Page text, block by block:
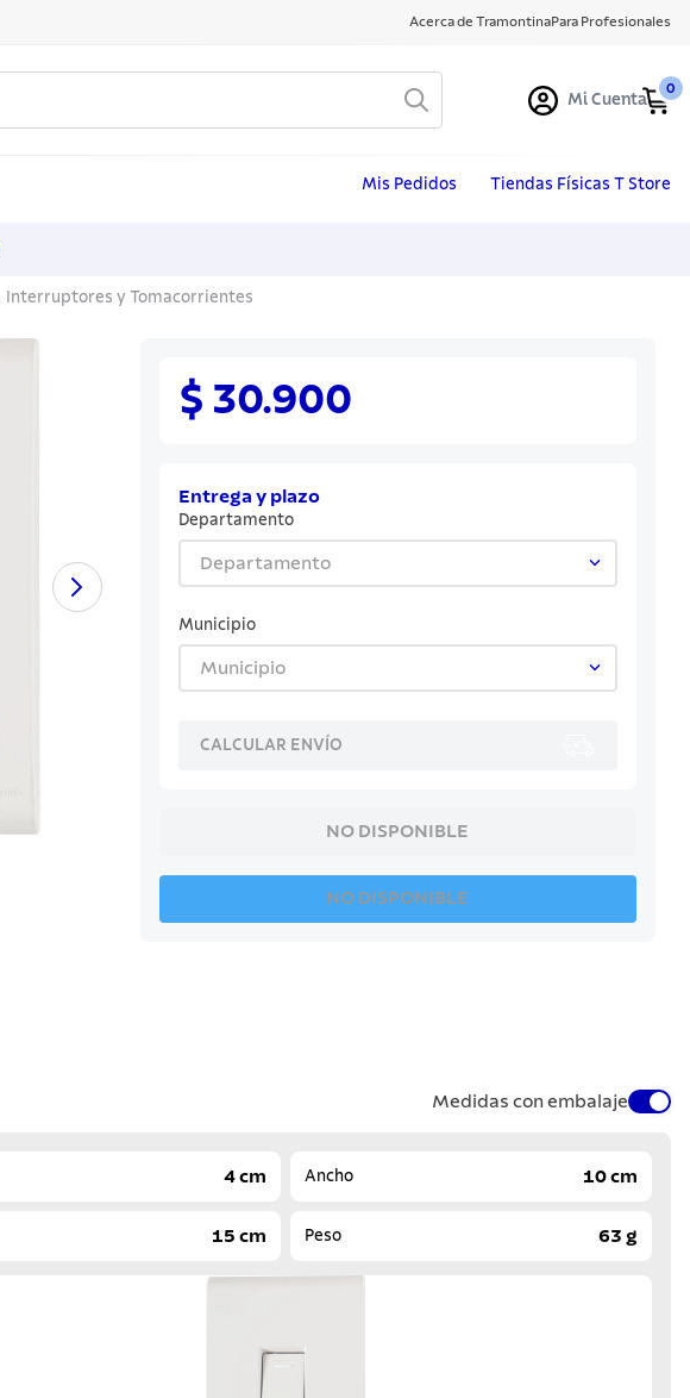
Acerca de TramontinaPara Profesionales
Mi Cuenta
0
Mis Pedidos Tiendas Físicas T Store
Interruptores y Tomacorrientes
$ 30.900
Entrega y plazo
Departamento
Departamento
Municipio
Municipio
CALCULAR ENVÍO
NO DISPONIBLE
NO DISPONIBLE
Medidas con embalaje
4 cm Ancho 10 cm
15 cm Peso 63 g